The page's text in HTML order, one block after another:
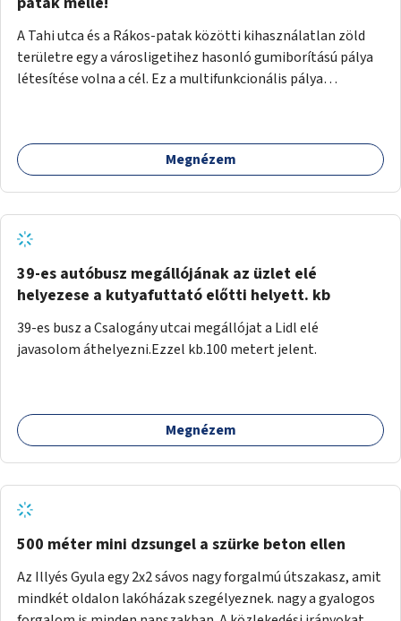
A Tahi utca és a Rákos-patak közötti kihasználatlan zöld
területre egy a városligetihez hasonló gumiborítású pálya
létesítése volna a cél. Ez a multifunkcionális pálya
Megnézem
39-es autóbusz megállójának az üzlet elé
helyezese a kutyafuttató előtti helyett. kb
39-es busz a Csalogány utcai megállójat a Lidl elé
javasolom áthelyezni.Ezzel kb.100 metert jelent.
Megnézem
500 méter mini dzsungel a szürke beton ellen
Az Illyés Gyula egy 2x2 sávos nagy forgalmú útszakasz, amit
mindkét oldalon lakóházak szegélyeznek. nagy a gyalogos